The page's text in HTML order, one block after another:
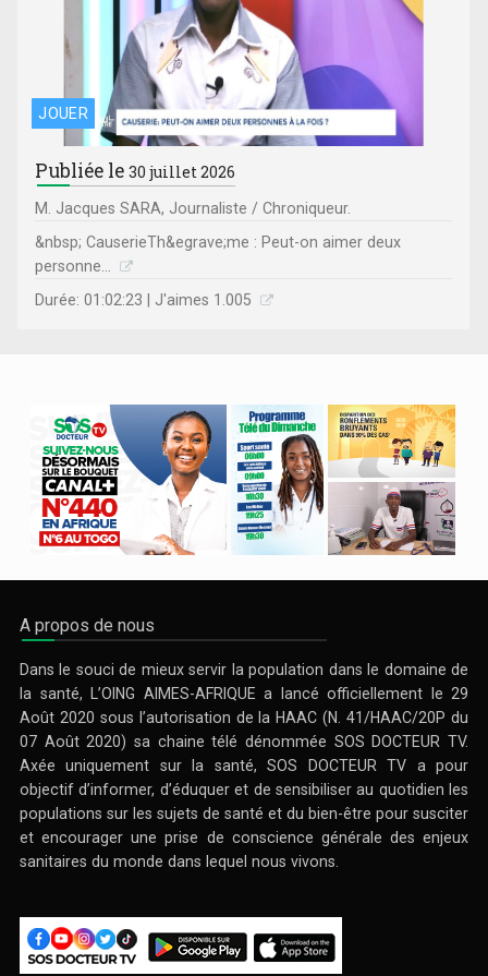
JOUER
Publiée le30 juillet 2026
M. Jacques SARA, Journaliste / Chroniqueur.
&nbsp; CauserieTh&egrave;me : Peut-on aimer deux
personne...
Durée: 01:02:23 | J'aimes 1.005
A propos de nous
Dans le souci de mieux servir la population dans le domaine de
la santé, L’OING AIMES-AFRIQUE a lancé officiellement le 29
Août 2020 sous l’autorisation de la HAAC (N. 41/HAAC/20P du
07 Août 2020) sa chaine télé dénommée SOS DOCTEUR TV.
Axée uniquement sur la santé, SOS DOCTEUR TV a pour
objectif d’informer, d’éduquer et de sensibiliser au quotidien les
populations sur les sujets de santé et du bien-être pour susciter
et encourager une prise de conscience générale des enjeux
sanitaires du monde dans lequel nous vivons.